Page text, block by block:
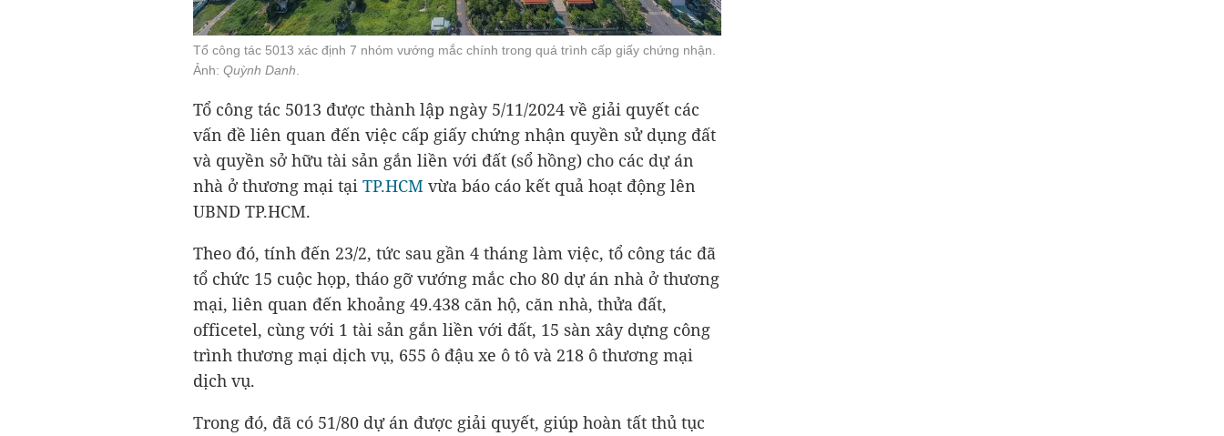
Tổ công tác 5013 xác định 7 nhóm vướng mắc chính trong quá trình cấp giấy chứng nhận.
Ảnh: Quỳnh Danh
Tổ công tác 5013 được thành lập ngày 5/11/2024 về giải quyết các
vấn đề liên quan đến việc cấp giấy chứng nhận quyền sử dụng đất
và quyền sở hữu tài sản gắn liền với đất (sổ hồng) cho các dự án
nhà ở thương mại tại TP.HCM vừa báo cáo kết quả hoạt động lên
UBND TP.HCM.
Theo đó, tính đến 23/2, tức sau gần 4 tháng làm việc, tổ công tác đã
tổ chức 15 cuộc họp, tháo gỡ vướng mắc cho 80 dự án nhà ở thương
mại, liên quan đến khoảng 49.438 căn hộ, căn nhà, thửa đất,
officetel, cùng với 1 tài sản gắn liền với đất, 15 sàn xây dựng công
trình thương mại dịch vụ, 655 ô đậu xe ô tô và 218 ô thương mại
dịch vụ.
Trong đó, đã có 51/80 dự án được giải quyết, giúp hoàn tất thủ tục